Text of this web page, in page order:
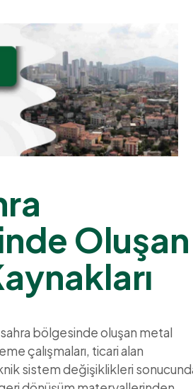
Oluşan
bölgesinde oluşan metal
çalışmaları, ticari alan
sistem değişiklikleri